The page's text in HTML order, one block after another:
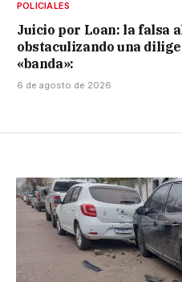
POLICIALES
Juicio por Loan: la falsa
obstaculizando una
«banda»:
6 de agosto de 2026